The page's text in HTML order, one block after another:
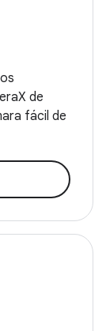
de
fácil de